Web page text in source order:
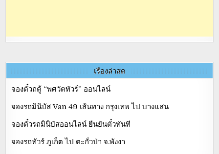
เรื่องล่าสุด
จองตั๋วถตู้ “พศวัตทัวร์” ออนไลน์
จองรถมินิบัส Van 49 เส้นทาง กรุงเทพ ไป บางแสน
จองตั๋วรถมินิบัสออนไลน์ ยืนยันตั๋วทันที
จองรถทัวร์ ภูเก็ต ไป ตะกั่วป่า จ.พังงา